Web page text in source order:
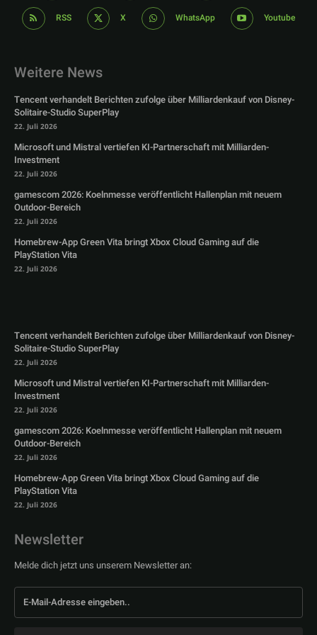
RSS X WhatsApp Youtube
Weitere News
Tencent verhandelt Berichten zufolge über Milliardenkauf von Disney-
Solitaire-Studio SuperPlay
22. Juli 2026
Microsoft und Mistral vertiefen KI-Partnerschaft mit Milliarden-
Investment
22. Juli 2026
gamescom 2026: Koelnmesse veröffentlicht Hallenplan mit neuem
Outdoor-Bereich
22. Juli 2026
Homebrew-App Green Vita bringt Xbox Cloud Gaming auf die
PlayStation Vita
22. Juli 2026
Tencent verhandelt Berichten zufolge über Milliardenkauf von Disney-
Solitaire-Studio SuperPlay
22. Juli 2026
Microsoft und Mistral vertiefen KI-Partnerschaft mit Milliarden-
Investment
22. Juli 2026
gamescom 2026: Koelnmesse veröffentlicht Hallenplan mit neuem
Outdoor-Bereich
22. Juli 2026
Homebrew-App Green Vita bringt Xbox Cloud Gaming auf die
PlayStation Vita
22. Juli 2026
Newsletter
Melde dich jetzt uns unserem Newsletter an: